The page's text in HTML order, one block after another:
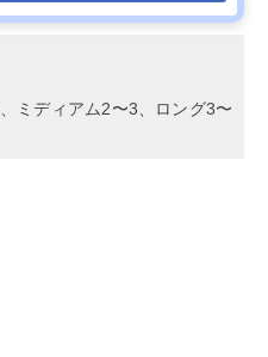
ミディアム2〜3、ロング3〜